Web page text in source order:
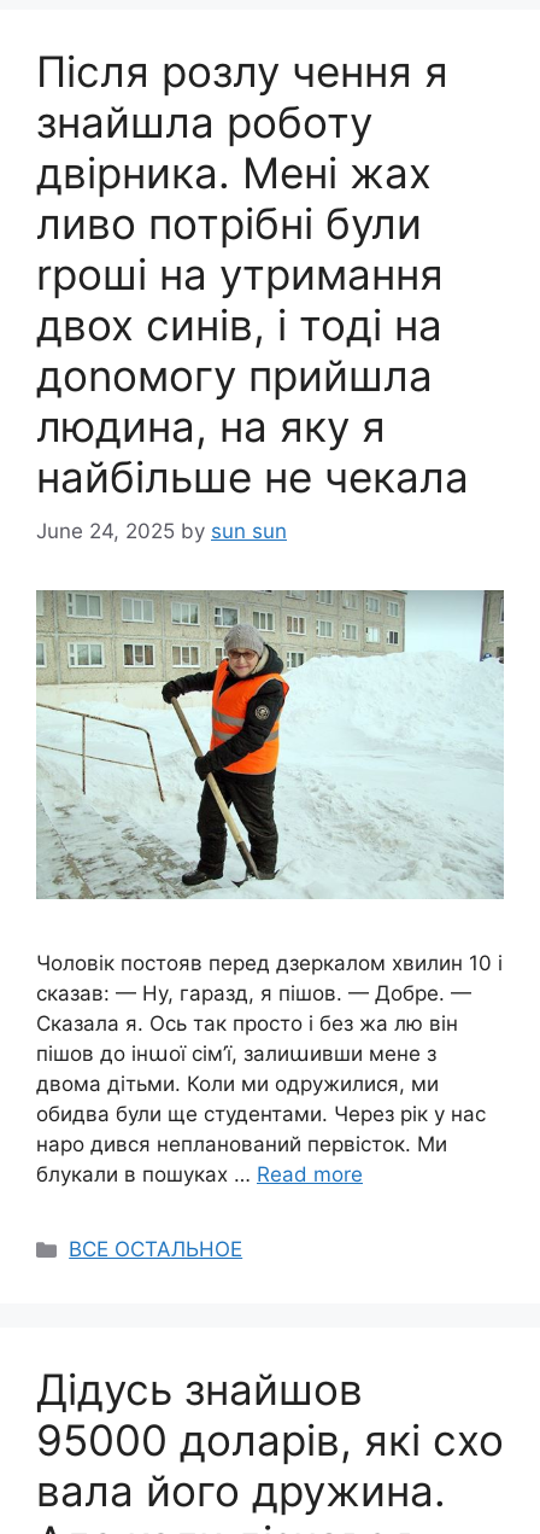
Після розлу чення я
знайшла роботу
двірника. Мені жах
ливо потрібні були
rроші на утримання
двох синів, і тоді на
доnомогу прийшла
людина, на яку я
найбільше не чекала
June 24, 2025 by sun sun
Чоловік постояв перед дзеркалом хвилин 10 і
сказав: — Ну, гаразд, я пішов. — Добре. —
Сказала я. Ось так просто і без жа лю він
пішов до інաої сім’ї, залиաивши мене з
двома дітьми. Коли ми одружилися, ми
обидва були ще студентами. Через рік у нас
наро дився непланований первісток. Ми
блукали в пошуках … Read more
Categories
ВСЕ ОСТАЛЬНОЕ
Дідусь знайшов
95000 доларів, які схо
вала його дружина.